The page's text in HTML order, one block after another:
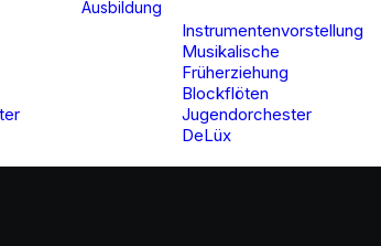
Ausbildung
Instrumentenvorstellung
Musikalische
Früherziehung
Blockflöten
Jugendorchester
DeLüx